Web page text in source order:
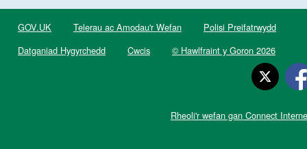
GOV.UK Telerau ac Amodau'r Wefan
Polisi Preifatrwydd
Datganiad Hygyrchedd
Cwcis © Hawlfraint y Goron 2026
Rheoli'r wefan gan Connect